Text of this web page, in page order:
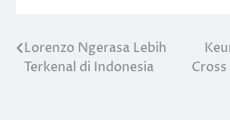
Navigasi
Lorenzo Ngerasa Lebih
Terkenal di Indonesia